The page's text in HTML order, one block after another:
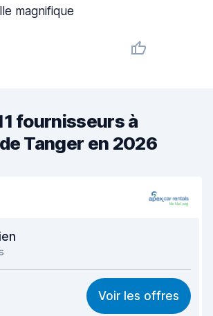
magnifique
fournisseurs à
Tanger en 2026
8,6
8,8
Voir les offres